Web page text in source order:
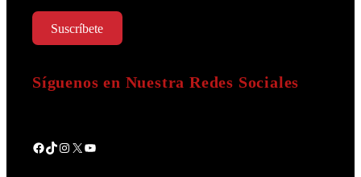
Suscríbete
Síguenos en Nuestra Redes Sociales
Facebook
TikTok
Instagram
X YouTube